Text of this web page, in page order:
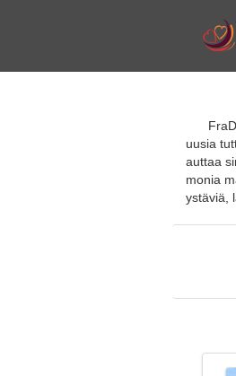
uusia
auttaa
monia
ystäviä,